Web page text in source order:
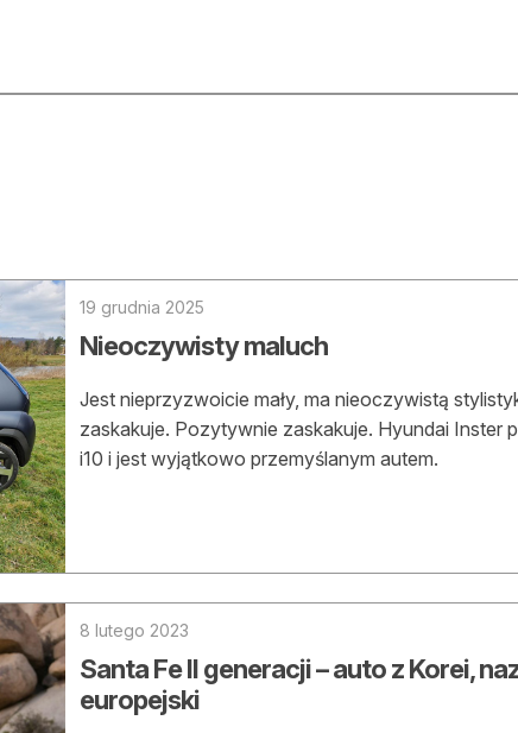
do lasu
drwala
na zakupach
prywatne
19 grudnia 2025
Nieoczywisty maluch
Jest nieprzyzwoicie mały, ma nieoczywistą
zaskakuje. Pozytywnie zaskakuje. Hyundai Inster
i10 i jest wyjątkowo przemyślanym autem.
8 lutego 2023
Santa Fe II generacji – auto z Korei,
europejski